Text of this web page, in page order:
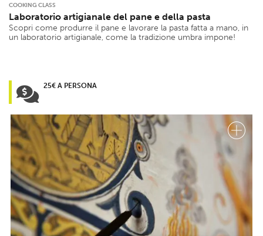
COOKING CLASS
Laboratorio artigianale del pane e della pasta
Scopri come produrre il pane e lavorare la pasta fatta a mano, in
un laboratorio artigianale, come la tradizione umbra impone!
25€ A PERSONA